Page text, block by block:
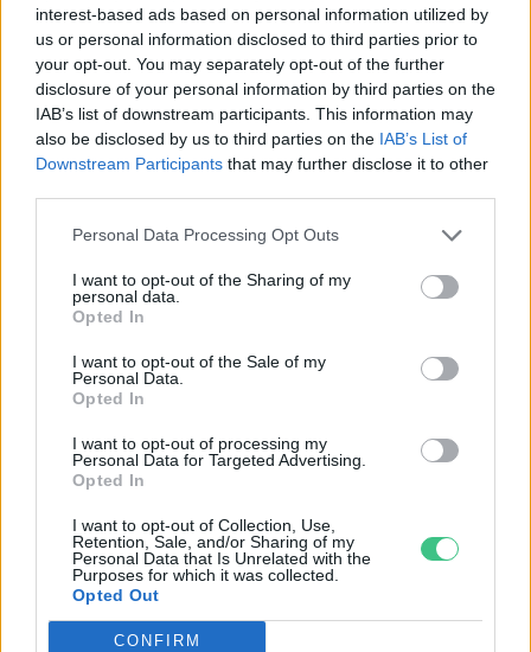
interest-based ads based on personal information utilized by
us or personal information disclosed to third parties prior to
your opt-out. You may separately opt-out of the further
disclosure of your personal information by third parties on the
IAB’s list of downstream participants. This information may
also be disclosed by us to third parties on the IAB’s List of
Downstream Participants that may further disclose it to other
Personal Data Processing Opt Outs
I want to opt-out of the Sharing of my
personal data.
Opted In
I want to opt-out of the Sale of my
Personal Data.
Opted In
I want to opt-out of processing my
Personal Data for Targeted Advertising.
Opted In
I want to opt-out of Collection, Use,
Retention, Sale, and/or Sharing of my
Personal Data that Is Unrelated with the
Purposes for which it was collected.
Opted Out
CONFIRM
Vajon kibírná az elektromos
hálózat, ha minden autót
elektromosra cserélnénk?
Greendex Szemle
Rekordgyors elektromosautó-
töltőt mutattak be
Greendex Szemle
A Volkswagen új stratégiája szerint
robbanómotor korszakának
Greendex Szemle